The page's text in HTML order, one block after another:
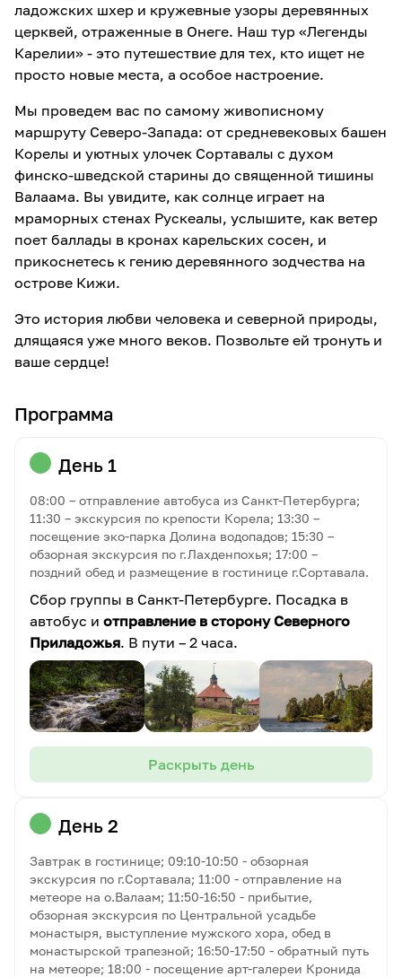
ладожских шхер и кружевные узоры деревянных
церквей, отраженные в Онеге. Наш тур «Легенды
Карелии» - это путешествие для тех, кто ищет не
просто новые места, а особое настроение.
Мы проведем вас по самому живописному
маршруту Северо-Запада: от средневековых башен
Корелы и уютных улочек Сортавалы с духом
финско-шведской старины до священной тишины
Валаама. Вы увидите, как солнце играет на
мраморных стенах Рускеалы, услышите, как ветер
поет баллады в кронах карельских сосен, и
прикоснетесь к гению деревянного зодчества на
острове Кижи.
Это история любви человека и северной природы,
длящаяся уже много веков. Позвольте ей тронуть и
ваше сердце!
Программа
День 1
08:00 – отправление автобуса из Санкт-Петербурга;
11:30 – экскурсия по крепости Корела; 13:30 –
посещение эко-парка Долина водопадов; 15:30 –
обзорная экскурсия по г.Лахденпохья; 17:00 –
поздний обед и размещение в гостинице г.Сортавала.
Сбор группы в Санкт-Петербурге. Посадка в
автобус и отправление в сторону Северного
Приладожья. В пути – 2 часа.
Раскрыть день
День 2
Завтрак в гостинице; 09:10-10:50 - обзорная
экскурсия по г.Сортавала; 11:00 - отправление на
метеоре на о.Валаам; 11:50-16:50 - прибытие,
обзорная экскурсия по Центральной усадьбе
монастыря, выступление мужского хора, обед в
монастырской трапезной; 16:50-17:50 - обратный путь
на метеоре; 18:00 - посещение арт-галереи Кронида